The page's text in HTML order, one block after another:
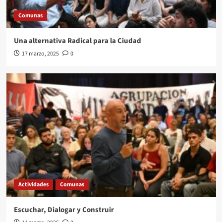
3
Covocatoria a las/os Convencionales de la
Ciudad de Buenos Aires a la reunión constitutiva
del cuerpo.
4
Prensa
5
Nota Principal Noticias NOVEDADES Prensa
Padrón UCR
Comunas
Una alternativa Radical para la Ciudad
17 marzo, 2025 0
Actividades Comunas
Escuchar, Dialogar y Construir